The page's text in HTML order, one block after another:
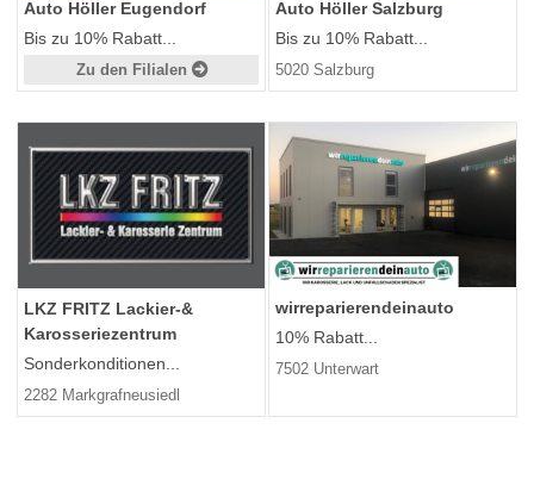
Auto Höller Eugendorf
Bis zu 10% Rabatt...
Zu den Filialen
Auto Höller Salzburg
Bis zu 10% Rabatt...
5020 Salzburg
LKZ FRITZ Lackier-&
Karosseriezentrum
Sonderkonditionen...
2282 Markgrafneusiedl
wirreparierendeinauto
10% Rabatt...
7502 Unterwart